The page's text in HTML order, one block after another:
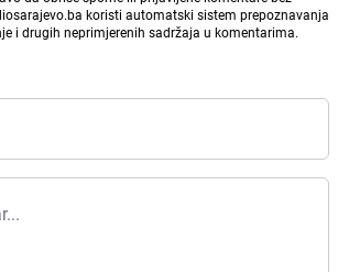
koristi automatski sistem prepoznavanja
i drugih neprimjerenih sadržaja u komentarima.